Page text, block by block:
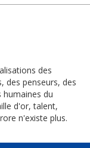
des
des penseurs, des
humaines du
d'or, talent,
n'existe plus.